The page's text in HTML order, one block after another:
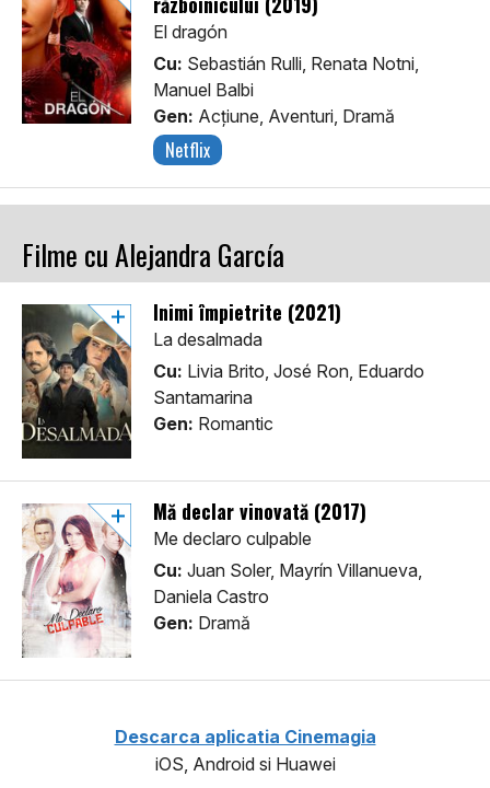
El dragón
Cu: Sebastián Rulli, Renata Notni,
Manuel Balbi
Gen: Acţiune, Aventuri, Dramă
Netflix
Filme cu Alejandra García
Inimi împietrite (2021)
La desalmada
Cu: Livia Brito, José Ron, Eduardo
Santamarina
Gen: Romantic
Mă declar vinovată (2017)
Me declaro culpable
Cu: Juan Soler, Mayrín Villanueva,
Daniela Castro
Gen: Dramă
Descarca aplicatia Cinemagia
iOS, Android si Huawei